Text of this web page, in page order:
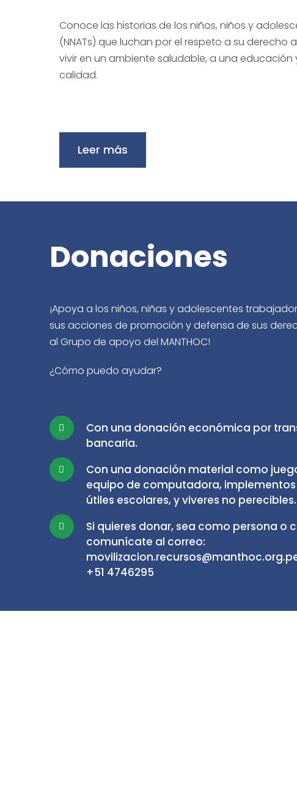
Conoce las historias de los niños, niños y
(NNATs) que luchan por el respeto a su derecho
vivir en un ambiente saludable, a una educación
calidad.
Leer más
Donaciones
¡Apoya a los niños, niñas y adolescentes
sus acciones de promoción y defensa de sus
al Grupo de apoyo del MANTHOC!
¿Cómo puedo ayudar?
Con una donación económica por
bancaria.
Con una donación material como
equipo de computadora,
útiles escolares, y viveres no perecibles.
Si quieres donar, sea como persona o
comunícate al correo:
+51 4746295